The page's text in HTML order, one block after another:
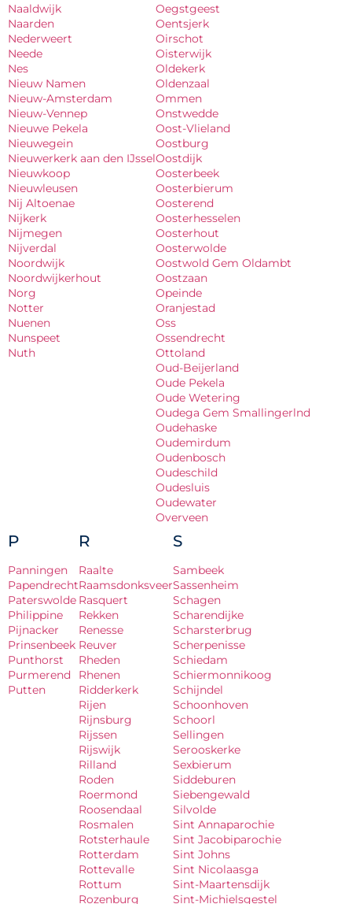
Naaldwijk
Naarden
Nederweert
Neede
Nes
Nieuw Namen
Nieuw-Amsterdam
Nieuw-Vennep
Nieuwe Pekela
Nieuwegein
Nieuwerkerk aan den IJssel
Nieuwkoop
Nieuwleusen
Nij Altoenae
Nijkerk
Nijmegen
Nijverdal
Noordwijk
Noordwijkerhout
Norg
Notter
Nuenen
Nunspeet
Nuth
Oegstgeest
Oentsjerk
Oirschot
Oisterwijk
Oldekerk
Oldenzaal
Ommen
Onstwedde
Oost-Vlieland
Oostburg
Oostdijk
Oosterbeek
Oosterbierum
Oosterend
Oosterhesselen
Oosterhout
Oosterwolde
Oostwold Gem Oldambt
Oostzaan
Opeinde
Oranjestad
Oss
Ossendrecht
Ottoland
Oud-Beijerland
Oude Pekela
Oude Wetering
Oudega Gem Smallingerlnd
Oudehaske
Oudemirdum
Oudenbosch
Oudeschild
Oudesluis
Oudewater
Overveen
P
Panningen
Papendrecht
Paterswolde
Philippine
Pijnacker
Prinsenbeek
Punthorst
Purmerend
Putten
R
Raalte
Raamsdonksveer
Rasquert
Rekken
Renesse
Reuver
Rheden
Rhenen
Ridderkerk
Rijen
Rijnsburg
Rijssen
Rijswijk
Rilland
Roden
Roermond
Roosendaal
Rosmalen
Rotsterhaule
Rotterdam
Rottevalle
Rottum
Rozenburg
S
Sambeek
Sassenheim
Schagen
Scharendijke
Scharsterbrug
Scherpenisse
Schiedam
Schiermonnikoog
Schijndel
Schoonhoven
Schoorl
Sellingen
Serooskerke
Sexbierum
Siddeburen
Siebengewald
Silvolde
Sint Annaparochie
Sint Jacobiparochie
Sint Johns
Sint Nicolaasga
Sint-Maartensdijk
Sint-Michielsgestel